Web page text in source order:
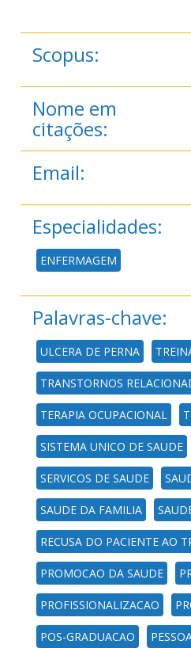
Scopus:
Nome em
citações:
Email:
Especialidades:
ENFERMAGEM
Palavras-chave:
ULCERA DE PERNA
TRANSTORNOS
TERAPIA OCUPACIONAL
SISTEMA UNICO DE SAUDE
SERVICOS DE SAUDE
SAUDE DA FAMILIA
RECUSA DO PACIENTE AO
PROMOCAO DA SAUDE
PROFISSIONALIZACAO
POS-GRADUACAO